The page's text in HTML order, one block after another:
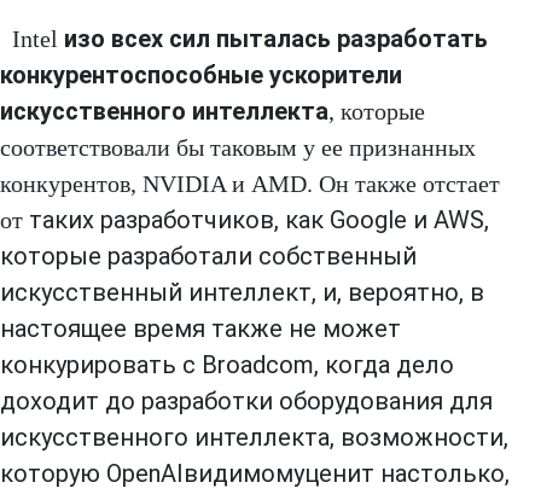
Intel изо всех сил пыталась разработать
конкурентоспособные ускорители
искусственного интеллекта, которые
соответствовали бы таковым у ее признанных
конкурентов, NVIDIA и AMD. Он также отстает
от таких разработчиков, как Google и AWS,
которые разработали собственный
искусственный интеллект, и, вероятно, в
настоящее время также не может
конкурировать с Broadcom, когда дело
доходит до разработки оборудования для
искусственного интеллекта, возможности,
которую OpenAIвидимомуценит настолько,